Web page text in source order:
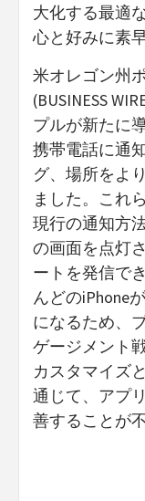
大化する最適
心と好みに素
米オレゴン州
(BUSINESS
プルが新たに
携帯電話に通
グ、場所をよ
ました。これ
現行の通知方
の画面を点灯
ートを発信で
んどのiPhone
になるため、
ゲージメント
カスタマイズ
通じて、アプ
善することが